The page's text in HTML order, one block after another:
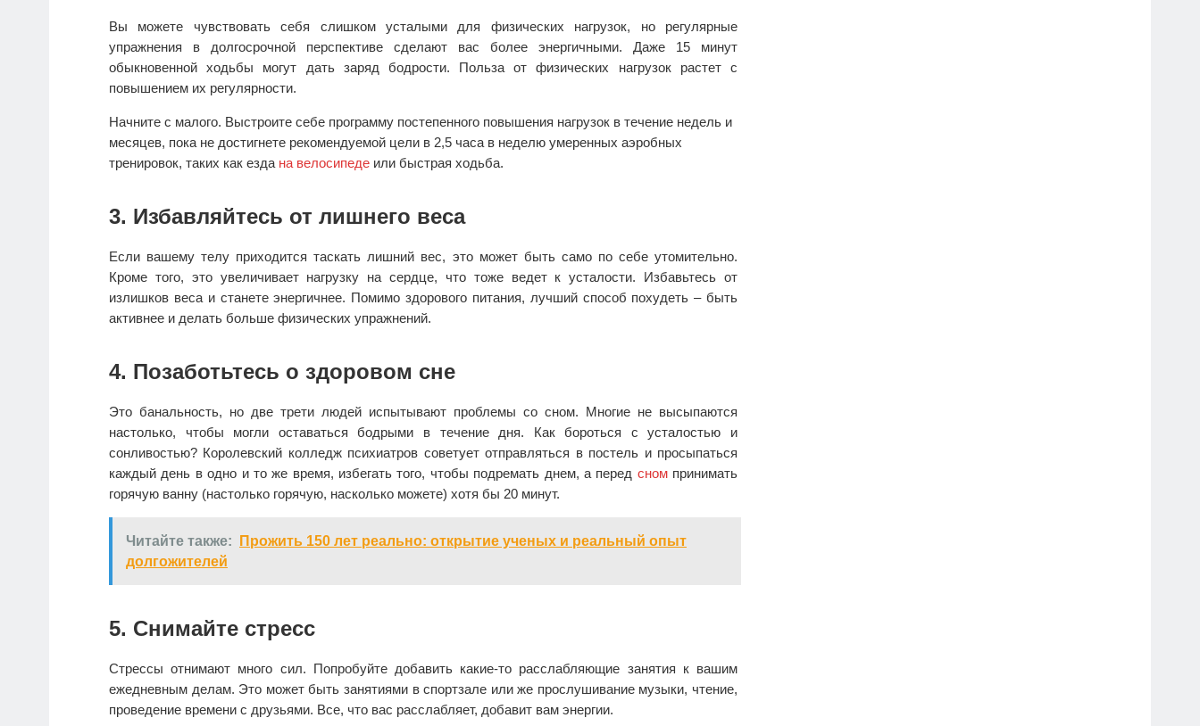
Вы можете чувствовать себя слишком усталыми для физических нагрузок, но регулярные
упражнения в долгосрочной перспективе сделают вас более энергичными. Даже 15 минут
обыкновенной ходьбы могут дать заряд бодрости. Польза от физических нагрузок растет с
повышением их регулярности.
Начните с малого. Выстроите себе программу постепенного повышения нагрузок в течение недель и
месяцев, пока не достигнете рекомендуемой цели в 2,5 часа в неделю умеренных аэробных
тренировок, таких как езда на велосипеде или быстрая ходьба.
3. Избавляйтесь от лишнего веса
Если вашему телу приходится таскать лишний вес, это может быть само по себе утомительно.
Кроме того, это увеличивает нагрузку на сердце, что тоже ведет к усталости. Избавьтесь от
излишков веса и станете энергичнее. Помимо здорового питания, лучший способ похудеть – быть
активнее и делать больше физических упражнений.
4. Позаботьтесь о здоровом сне
Это банальность, но две трети людей испытывают проблемы со сном. Многие не высыпаются
настолько, чтобы могли оставаться бодрыми в течение дня. Как бороться с усталостью и
сонливостью? Королевский колледж психиатров советует отправляться в постель и просыпаться
каждый день в одно и то же время, избегать того, чтобы подремать днем, а перед сномпринимать
горячую ванну (настолько горячую, насколько можете) хотя бы 20 минут.
Читайте также:
Прожить 150 лет реально: открытие ученых и реальный опыт
долгожителей
5. Снимайте стресс
Стрессы отнимают много сил. Попробуйте добавить какие-то расслабляющие занятия к вашим
ежедневным делам. Это может быть занятиями в спортзале или же прослушивание музыки, чтение,
проведение времени с друзьями. Все, что вас расслабляет, добавит вам энергии.